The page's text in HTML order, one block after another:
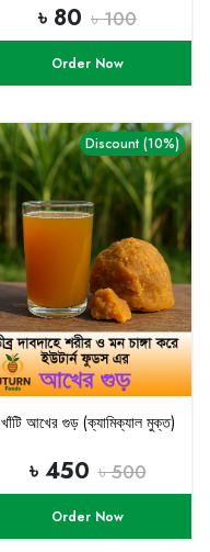
৳ 80 ৳ 100
Order Now
Discount (10%)
খাঁটি আখের গুড় (ক্যামিক্যাল মুক্ত)
৳ 450 ৳ 500
Order Now